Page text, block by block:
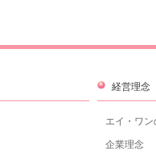
経営理念
エイ・ワ
企業理念